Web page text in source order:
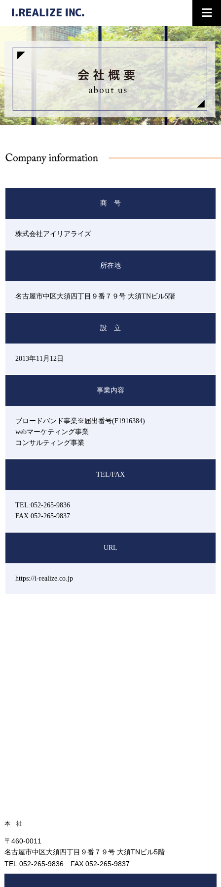
商 号
株式会社アイリアライズ
所在地
名古屋市中区大須四丁目９番７９号 大須TNビル5階
設 立
2013年11月12日
事業内容
ブロードバンド事業※届出番号(F1916384)
webマーケティング事業
コンサルティング事業
TEL/FAX
TEL:052-265-9836
FAX:052-265-9837
URL
https://i-realize.co.jp
本 社
〒460-0011
名古屋市中区大須四丁目９番７９号 大須TNビル5階
TEL.052-265-9836 FAX.052-265-9837
≡